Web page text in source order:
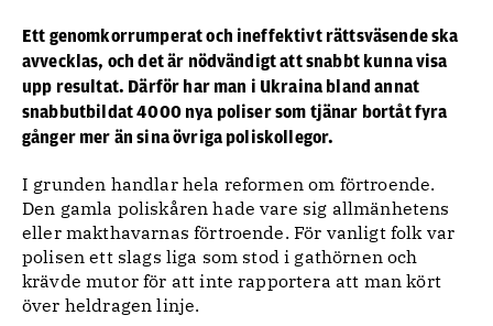
Ett genomkorrumperat och ineffektivt rättsväsende ska
avvecklas, och det är nödvändigt att snabbt kunna visa
upp resultat. Därför har man i Ukraina bland annat
snabbutbildat 4000 nya poliser som tjänar bortåt fyra
gånger mer än sina övriga poliskollegor.
I grunden handlar hela reformen om förtroende.
Den gamla poliskåren hade vare sig allmänhetens
eller makthavarnas förtroende. För vanligt folk var
polisen ett slags liga som stod i gathörnen och
krävde mutor för att inte rapportera att man kört
över heldragen linje.